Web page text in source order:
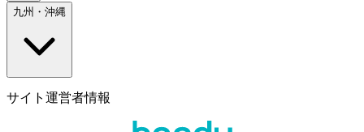
九州・沖縄
サイト運営者情報